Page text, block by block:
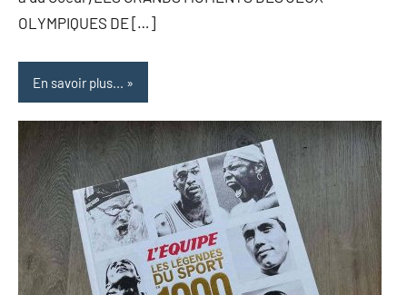
OLYMPIQUES DE […]
En savoir plus...